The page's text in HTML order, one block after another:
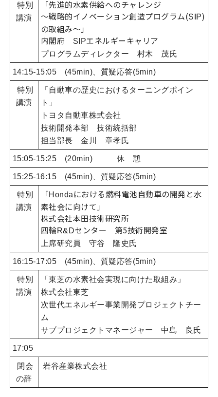
特別
講演
「先進的水素供給へのチャレンジ
～戦略的イノベーション創造プログラム(SIP)
の取組み～」
内閣府
SIPエネルギーキャリア
プログラムディレクター 村木 茂氏
14:15-15:05 (45min)、質疑応答(5min)
特別
講演
「自動車の歴史におけるターニングポイン
ト」
トヨタ自動車株式会社
技術開発本部 技術統括部
担当部長金川 章孝氏
15:05-15:25 (20min) 休 憩
15:25-16:15 (45min)、質疑応答(5min)
特別
講演
「Honda における燃料電池自動車の開発と水
素社会に向けて」
株式会社本田技術研究所
四輪R&Dセンター 第5技術開発室
上席研究員 守谷 隆史氏
16:15-17:05 (45min)、質疑応答(5min)
特別
講演
「東芝の水素社会実現に向けた取組み」
株式会社東芝
次世代エネルギー事業 開発プロジェクトチー
ム
サブプロジェクトマネージャー 中島 良氏
17:05
閉会
の辞
岩谷産業株式会社